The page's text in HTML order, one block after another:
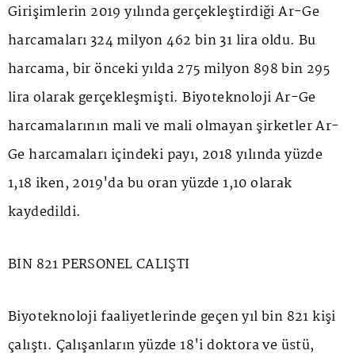
Girişimlerin 2019 yılında gerçekleştirdiği Ar-Ge
harcamaları 324 milyon 462 bin 31 lira oldu. Bu
harcama, bir önceki yılda 275 milyon 898 bin 295
lira olarak gerçekleşmişti. Biyoteknoloji Ar-Ge
harcamalarının mali ve mali olmayan şirketler Ar-
Ge harcamaları içindeki payı, 2018 yılında yüzde
1,18 iken, 2019'da bu oran yüzde 1,10 olarak
kaydedildi.
BİN 821 PERSONEL CALIŞTI
Biyoteknoloji faaliyetlerinde geçen yıl bin 821 kişi
çalıştı. Çalışanların yüzde 18'i doktora ve üstü,